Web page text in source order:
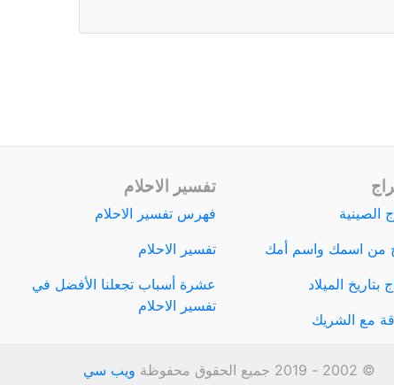
الصينية
من اسمك واسم أمك
بتاريخ الميلاد
مع الشريك
تفسير الاحلام
فهرس تفسير الاحلام
تفسير الاحلام
عشرة أسباب تجعلنا الأفضل في
تفسير الاحلام
© 2002 - 2019 جميع الحقوق محفوظة ويب سي